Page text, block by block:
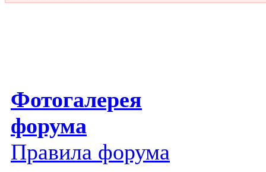
Фотогалерея
форума
Правила форума